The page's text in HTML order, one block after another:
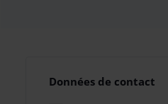
Données de contact